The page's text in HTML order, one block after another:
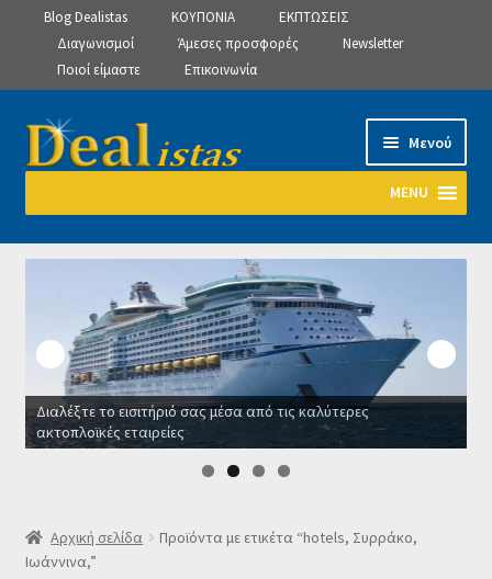
Blog Dealistas ΚΟΥΠΟΝΙΑ
ΕΚΠΤΩΣΕΙΣ
Διαγωνισμοί
Άμεσες προσφορές
Newsletter
Ποιοί είμαστε
Επικοινωνία
Απευθείας
μετάβαση
πλοήγηση
Μετάβαση
σε
Μενού
MENU
Αρχική
Manage Subscriptions
Manage Subscriptions
Manage Subscriptions
SLIDER
Διαλέξτε το εισιτήριό σας μέσα από τις καλύτερες
ακτοπλοϊκές εταιρείες
Αρχική σελίδα
Προϊόντα με ετικέτα “hotels, Συρράκο,
Ιωάννινα,”